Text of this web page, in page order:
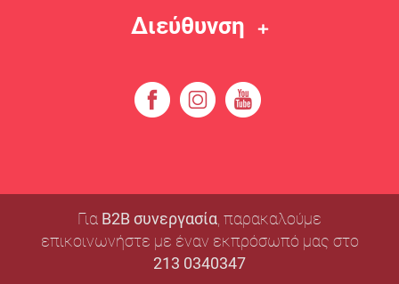
Διεύθυνση
Για B2B συνεργασία , παρακαλούμε
επικοινωνήστε με έναν εκπρόσωπό μας στο
213 0340347